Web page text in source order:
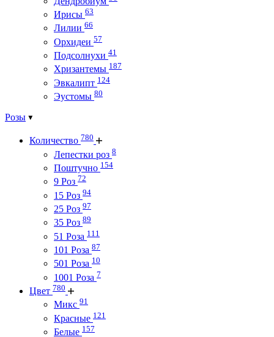
Ирисы 63
Лилии 66
Орхидеи 57
Подсолнухи 41
Хризантемы 187
Эвкалипт 124
Эустомы 80
Розы
Количество 780
Лепестки роз 8
Поштучно 154
9 Роз 72
15 Роз 94
25 Роз 97
35 Роз 89
51 Роза 111
101 Роза 87
501 Роза 10
1001 Роза 7
Цвет 780
Микс 91
Красные 121
Белые 157